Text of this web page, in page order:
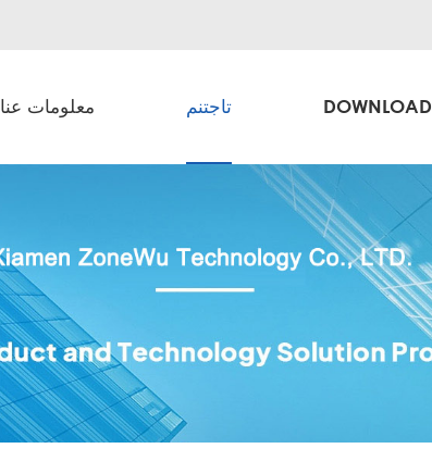
معلومات عنا تاجتنم DOWNLOAD